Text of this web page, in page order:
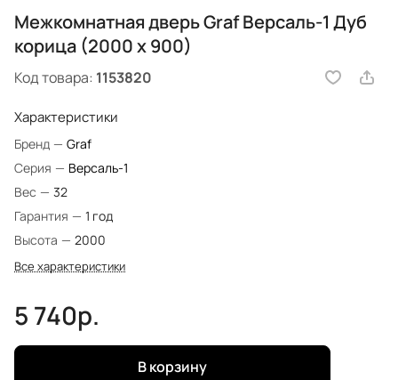
Межкомнатная дверь Graf Версаль-1 Дуб
корица (2000 х 900)
Код товара: 1153820
Характеристики
Бренд — Graf
Серия — Версаль-1
Вес — 32
Гарантия — 1 год
Высота — 2000
Все характеристики
5 740р.
В корзину